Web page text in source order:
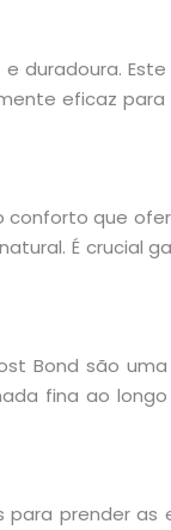
duradoura.
eficaz
que
É crucial
Bond são
fina ao
prender